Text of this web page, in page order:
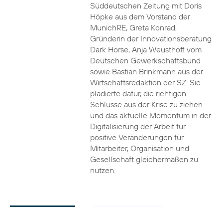
Süddeutschen Zeitung mit Doris
Höpke aus dem Vorstand der
MunichRE, Greta Konrad,
Gründerin der Innovationsberatung
Dark Horse, Anja Weusthoff vom
Deutschen Gewerkschaftsbund
sowie Bastian Brinkmann aus der
Wirtschaftsredaktion der SZ. Sie
plädierte dafür, die richtigen
Schlüsse aus der Krise zu ziehen
und das aktuelle Momentum in der
Digitalisierung der Arbeit für
positive Veränderungen für
Mitarbeiter, Organisation und
Gesellschaft gleichermaßen zu
nutzen.